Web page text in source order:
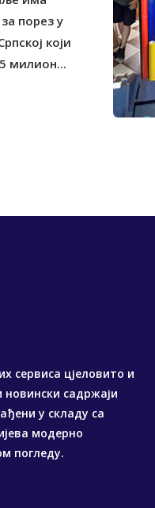
порез у
који
милион...
сервиса цјеловито и
новински садржаји
у складу са
модерно
погледу.